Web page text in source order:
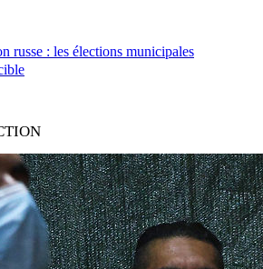
russe : les élections municipales